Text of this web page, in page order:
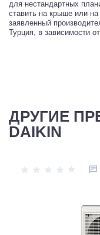
для нестандартных
ставить на крыше или
заявленный
Турция, в зависимости от
ДРУГИЕ
DAIKIN